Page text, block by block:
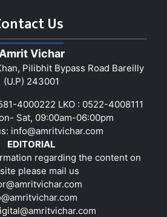
Us
Amrit Vichar
Pilibhit Bypass Road Bareilly
(U.P) 243001
4000222 LKO : 0522-4008111
Sat, 09:00am-06:00pm
info@amritvichar.com
EDITORIAL
regarding the content on
please mail us